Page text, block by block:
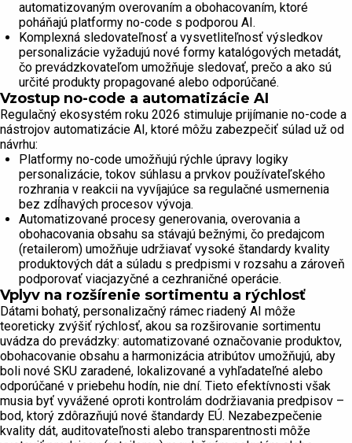
automatizovaným overovaním a obohacovaním, ktoré
poháňajú platformy no-code s podporou AI.
Komplexná sledovateľnosť a vysvetliteľnosť výsledkov
personalizácie vyžadujú nové formy katalógových metadát,
čo prevádzkovateľom umožňuje sledovať, prečo a ako sú
určité produkty propagované alebo odporúčané.
Vzostup no-code a automatizácie AI
Regulačný ekosystém roku 2026 stimuluje prijímanie no-code a
nástrojov automatizácie AI, ktoré môžu zabezpečiť súlad už od
návrhu:
Platformy no-code umožňujú rýchle úpravy logiky
personalizácie, tokov súhlasu a prvkov používateľského
rozhrania v reakcii na vyvíjajúce sa regulačné usmernenia
bez zdĺhavých procesov vývoja.
Automatizované procesy generovania, overovania a
obohacovania obsahu sa stávajú bežnými, čo predajcom
(retailerom) umožňuje udržiavať vysoké štandardy kvality
produktových dát a súladu s predpismi v rozsahu a zároveň
podporovať viacjazyčné a cezhraničné operácie.
Vplyv na rozšírenie sortimentu a rýchlosť
Dátami bohatý, personalizačný rámec riadený AI môže
teoreticky zvýšiť rýchlosť, akou sa rozširovanie sortimentu
uvádza do prevádzky: automatizované označovanie produktov,
obohacovanie obsahu a harmonizácia atribútov umožňujú, aby
boli nové SKU zaradené, lokalizované a vyhľadateľné alebo
odporúčané v priebehu hodín, nie dní. Tieto efektívnosti však
musia byť vyvážené oproti kontrolám dodržiavania predpisov –
bod, ktorý zdôrazňujú nové štandardy EÚ. Nezabezpečenie
kvality dát, auditovateľnosti alebo transparentnosti môže